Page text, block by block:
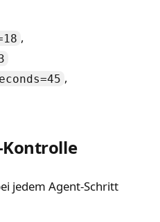
,
,
jedem Agent-Schritt